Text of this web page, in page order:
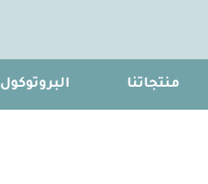
منتجاتنا البروتوكول